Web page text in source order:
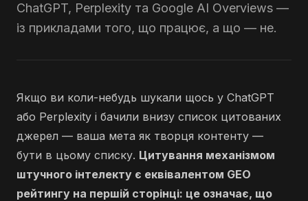
ChatGPT, Perplexity та Google AI Overviews —
із прикладами того, що працює, а що — не.
Якщо ви коли-небудь шукали щось у ChatGPT
або Perplexity і бачили внизу список цитованих
джерел — ваша мета як творця контенту —
бути в цьому списку. Цитування механізмом
штучного інтелекту є еквівалентом GEO
рейтингу на першій сторінці: це означає, що